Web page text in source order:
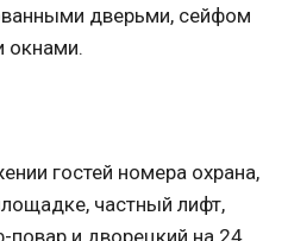
дверьми, сейфом
окнами.
гостей номера охрана,
частный лифт,
и дворецкий на 24